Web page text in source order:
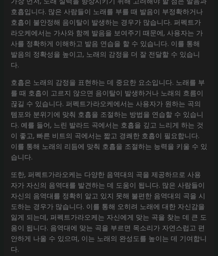
호흡입니다. 많은 사람들이 노래를 부를 때 발음이 부정확하거나
호흡이 불안정해 음이탈이 발생하는 경우가 많습니다. 퍼펙트가
라오케에서는 가사와 함께 발음을 보여주기 때문에, 사용자는 가
사를 정확하게 이해하고 발음 연습을 할 수 있습니다. 이를 통해
발음의 정확성을 높이고, 노래의 감정을 더 잘 전달할 수 있습니
다.
호흡은 노래의 감정을 표현하는 데 중요한 요소입니다. 노래를 부
를 때 호흡이 고르지 않으면 음이탈이 발생하거나 노래의 흐름이
끊길 수 있습니다. 퍼펙트가라오케에서는 사용자가 원하는 곡의
템포와 분위기에 맞춰 호흡을 조절하는 방법을 연습할 수 있습니
다. 예를 들어, 느린 발라드 곡에서는 호흡을 깊고 느리게 하는 것
이 좋고, 빠른 비트의 곡에서는 짧고 경쾌한 호흡이 필요합니다.
이를 통해 노래의 리듬에 맞춰 호흡을 조절하는 능력을 키울 수 있
습니다.
또한, 퍼펙트가라오케는 다양한 음역대의 곡을 제공하므로 사용
자가 자신의 음역대를 발견하는 데 도움이 됩니다. 많은 사람들이
자신의 음역대를 정확히 알고 있지 못해 불편한 음역대의 곡을 시
도하는 경우가 많습니다. 이를 통해 오히려 노래에 대한 자신감을
잃게 되는데, 퍼펙트가라오케는 자신에게 맞는 곡을 찾는 데 큰 도
움이 됩니다. 음역대에 맞는 곡을 부르면 목소리가 자연스럽고 편
안하게 나올 수 있으며, 이는 노래의 완성도를 높이는 데 기여합니
다.